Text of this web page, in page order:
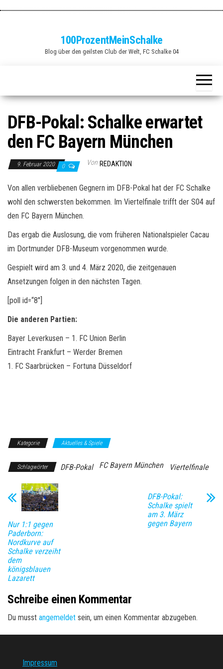
100ProzentMeinSchalke
Blog über den geilsten Club der Welt, FC Schalke 04
DFB-Pokal: Schalke erwartet
den FC Bayern München
9. Februar 2020 0 Von REDAKTION
Von allen verbliebenen Gegnern im DFB-Pokal hat der FC Schalke
wohl den schwersten bekommen. Im Viertelfinale trifft der S04 auf
den FC Bayern München.
Das ergab die Auslosung, die vom früheren Nationalspieler Cacau
im Dortmunder DFB-Museum vorgenommen wurde.
Gespielt wird am 3. und 4. März 2020, die zeitgenauen
Ansetzungen folgen in den nächsten Tagen.
[poll id=“8″]
Die anderen Partien:
Bayer Leverkusen – 1. FC Union Berlin
Eintracht Frankfurt – Werder Bremen
1. FC Saarbrücken – Fortuna Düsseldorf
Kategorie Aktuelles & Spiele
Schlagwörter DFB-Pokal FC Bayern München Viertelfinale
Nur 1:1 gegen
Paderborn:
Nordkurve auf
Schalke verzeiht
dem
königsblauen
Lazarett
DFB-Pokal:
Schalke spielt
am 3. März
gegen Bayern
Schreibe einen Kommentar
Du musst angemeldet sein, um einen Kommentar abzugeben.
Impressum